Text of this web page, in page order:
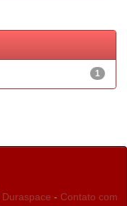
1
Duraspace - Contato com